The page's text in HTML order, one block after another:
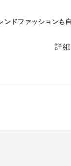
ンドファッションも
詳